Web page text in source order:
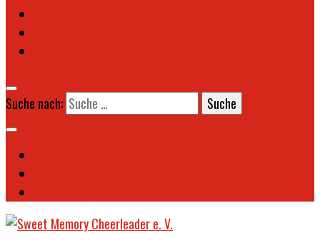
Suche nach: